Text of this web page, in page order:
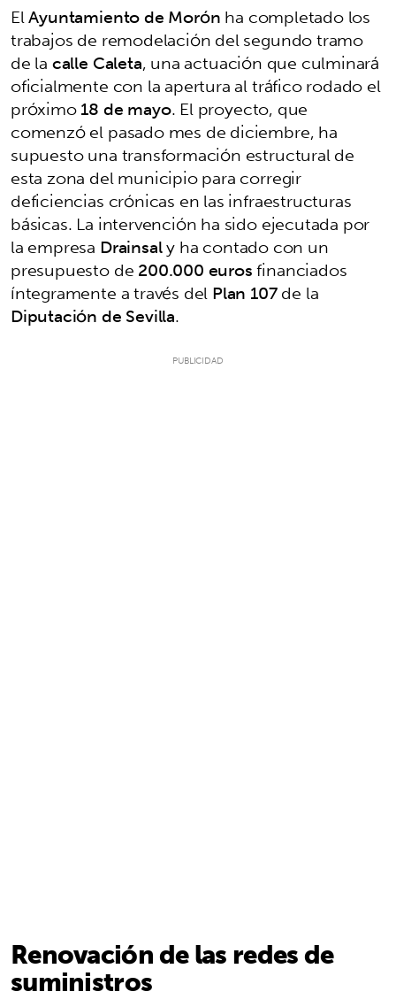
ElAyuntamiento de Morónha completado los
trabajos de remodelación del segundo tramo
de lacalle Caleta, una actuación que culminará
oficialmente con la apertura al tráfico rodado el
próximo18 de mayo. El proyecto, que
comenzó el pasado mes de diciembre, ha
supuesto una transformación estructural de
esta zona del municipio para corregir
deficiencias crónicas en las infraestructuras
básicas. La intervención ha sido ejecutada por
la empresa Drainsaly ha contado con un
presupuesto de200.000 eurosfinanciados
íntegramente a través delPlan 107de la
Diputación de Sevilla.
Renovación de las redes de
suministros